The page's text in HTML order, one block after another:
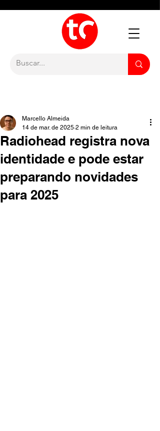
Radiohead registra nova
identidade e pode estar
preparando novidades
para 2025
Marcello Almeida
14 de mar. de 2025 2 min de leitura